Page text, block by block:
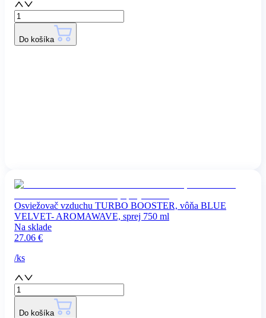
Do košíka
Osviežovač vzduchu TURBO BOOSTER, vôňa BLUE
VELVET- AROMAWAVE, sprej 750 ml
Na sklade
27.06 €
/ks
Do košíka